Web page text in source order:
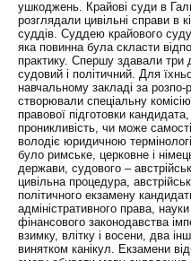
ушкоджень. Крайові суди в
розглядали цивільні справи в
суддів. Суддею крайового
яка повинна була скласти
практику. Спершу здавали три
судовий і політичний. Для
навчальному закладі за розпо-
створювали спеціальну
правової підготовки
проникливість, чи може
володіє юридичною
було римське, церковне і
держави, судового –
цивільна процедура,
політичного екзамену
адміністративного права,
фінансового законодавства
взимку, влітку і восени, два
винятком канікул. Екзамени